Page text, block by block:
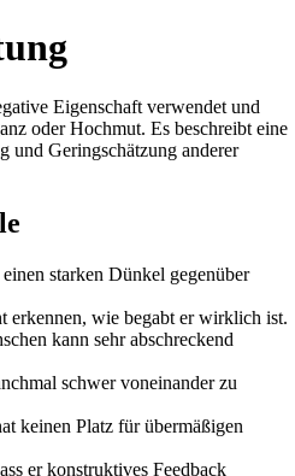
Eigenschaft verwendet und
oder Hochmut. Es beschreibt eine
und Geringschätzung anderer
starken Dünkel gegenüber
erkennen, wie begabt er wirklich ist.
kann sehr abschreckend
schwer voneinander zu
keinen Platz für übermäßigen
er konstruktives Feedback